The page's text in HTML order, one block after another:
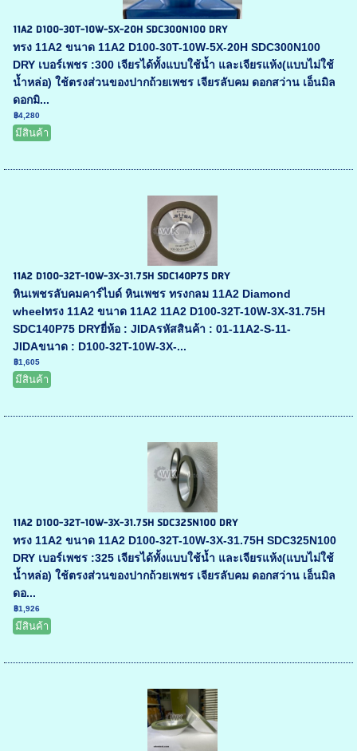
11A2 D100-30T-10W-5X-20H SDC300N100 DRY
ทรง 11A2 ขนาด 11A2 D100-30T-10W-5X-20H SDC300N100
DRY เบอร์เพชร :300 เจียรได้ทั้งแบบใช้น้ำ และเจียรแห้ง(แบบไม่ใช้
น้ำหล่อ) ใช้ตรงส่วนของปากถ้วยเพชร เจียรลับคม ดอกสว่าน เอ็นมิล
ดอกมิ...
฿4,280
มีสินค้า
11A2 D100-32T-10W-3X-31.75H SDC140P75 DRY
หินเพชรลับคมคาร์ไบด์ หินเพชร ทรงกลม 11A2 Diamond
wheelทรง 11A2 ขนาด 11A2 11A2 D100-32T-10W-3X-31.75H
SDC140P75 DRYยี่ห้อ : JIDAรหัสสินค้า : 01-11A2-S-11-
JIDAขนาด : D100-32T-10W-3X-...
฿1,605
มีสินค้า
11A2 D100-32T-10W-3X-31.75H SDC325N100 DRY
ทรง 11A2 ขนาด 11A2 D100-32T-10W-3X-31.75H SDC325N100
DRY เบอร์เพชร :325 เจียรได้ทั้งแบบใช้น้ำ และเจียรแห้ง(แบบไม่ใช้
น้ำหล่อ) ใช้ตรงส่วนของปากถ้วยเพชร เจียรลับคม ดอกสว่าน เอ็นมิล
ดอ...
฿1,926
มีสินค้า